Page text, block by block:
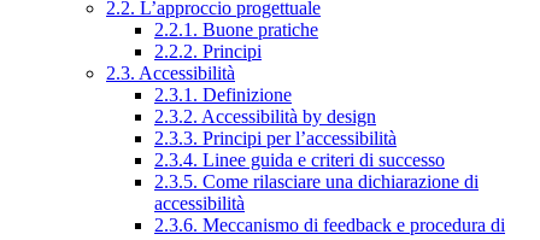
2.2. L’approccio progettuale
2.2.1. Buone pratiche
2.2.2. Principi
2.3. Accessibilità
2.3.1. Definizione
2.3.2. Accessibilità by design
2.3.3. Principi per l’accessibilità
2.3.4. Linee guida e criteri di successo
2.3.5. Come rilasciare una dichiarazione di
accessibilità
2.3.6. Meccanismo di feedback e procedura di